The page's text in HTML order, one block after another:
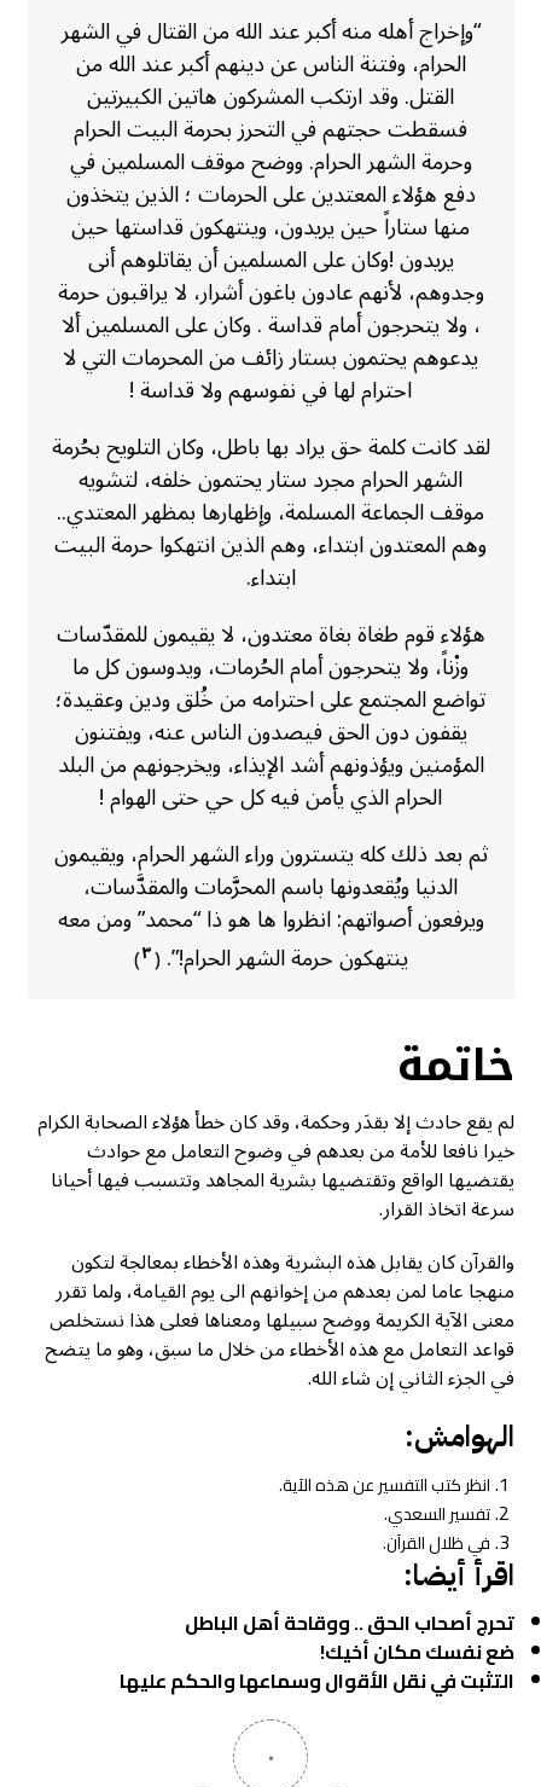
“وإخراج أهله منه أكبر عند الله من القتال في الشهر
الحرام، وفتنة الناس عن دينهم أكبر عند الله من
القتل. وقد ارتكب المشركون هاتين الكبيرتين
فسقطت حجتهم في التحرز بحرمة البيت الحرام
وحرمة الشهر الحرام. ووضح موقف المسلمين في
دفع هؤلاء المعتدين على الحرمات ؛ الذين يتخذون
منها ستاراً حين يريدون، وينتهكون قداستها حين
يريدون !وكان على المسلمين أن يقاتلوهم أنى
وجدوهم، لأنهم عادون باغون أشرار، لا يراقبون حرمة
، ولا يتحرجون أمام قداسة . وكان على المسلمين ألا
يدعوهم يحتمون بستار زائف من المحرمات التي لا
احترام لها في نفوسهم ولا قداسة !
لقد كانت كلمة حق يراد بها باطل، وكان التلويح بحُرمة
الشهر الحرام مجرد ستار يحتمون خلفه، لتشويه
موقف الجماعة المسلمة، وإظهارها بمظهر المعتدي..
وهم المعتدون ابتداء، وهم الذين انتهكوا حرمة البيت
ابتداء.
هؤلاء قوم طغاة بغاة معتدون، لا يقيمون للمقدّسات
وزْناً، ولا يتحرجون أمام الحُرمات، ويدوسون كل ما
تواضع المجتمع على احترامه من خُلق ودين وعقيدة؛
يقفون دون الحق فيصدون الناس عنه، ويفتنون
المؤمنين ويؤذونهم أشد الإيذاء، ويخرجونهم من البلد
الحرام الذي يأمن فيه كل حي حتى الهوام !
ثم بعد ذلك كله يتسترون وراء الشهر الحرام، ويقيمون
الدنيا ويُقعدونها باسم المحرَّمات والمقدَّسات،
ويرفعون أصواتهم: انظروا ها هو ذا “محمد” ومن معه
ينتهكون حرمة الشهر الحرام!”.(٣)
خاتمة
لم يقع حادث إلا بقدَر وحكمة، وقد كان خطأ هؤلاء الصحابة الكرام
خيرا نافعا للأمة من بعدهم في وضوح التعامل مع حوادث
يقتضيها الواقع وتقتضيها بشرية المجاهد وتتسبب فيها أحيانا
سرعة اتخاذ القرار.
والقرآن كان يقابل هذه البشرية وهذه الأخطاء بمعالجة لتكون
منهجا عاما لمن بعدهم من إخوانهم الى يوم القيامة، ولما تقرر
معنى الآية الكريمة ووضح سبيلها ومعناها فعلى هذا نستخلص
قواعد التعامل مع هذه الأخطاء من خلال ما سبق، وهو ما يتضح
في الجزء الثاني إن شاء الله.
الهوامش:
انظر كتب التفسير عن هذه الآية.
تفسير السعدي.
في ظلال القرآن.
اقرأ أيضا:
تحرج أصحاب الحق .. ووقاحة أهل الباطل
ضع نفسك مكان أخيك!
التثبت في نقل الأقوال وسماعها والحكم عليها
٠